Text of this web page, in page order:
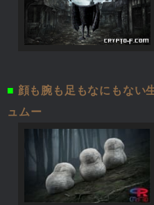
■ 顔も腕も足もなにもない
ュムー